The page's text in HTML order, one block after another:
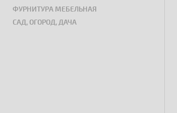
ФУРНИТУРА МЕБЕЛЬНАЯ
САД, ОГОРОД, ДАЧА